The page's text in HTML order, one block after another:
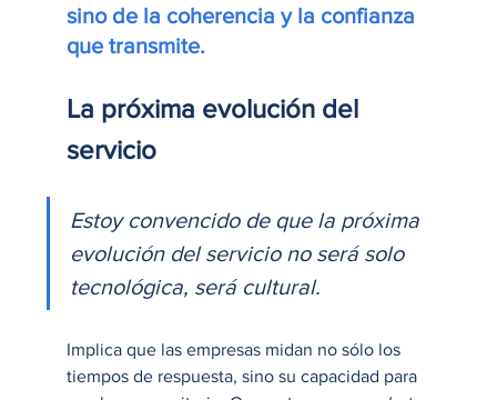
sino de la coherencia y la confianza
que transmite.
La próxima evolución del
servicio
Estoy convencido de que la próxima
evolución del servicio no será solo
tecnológica, será cultural.
Implica que las empresas midan no sólo los
tiempos de respuesta, sino su capacidad para